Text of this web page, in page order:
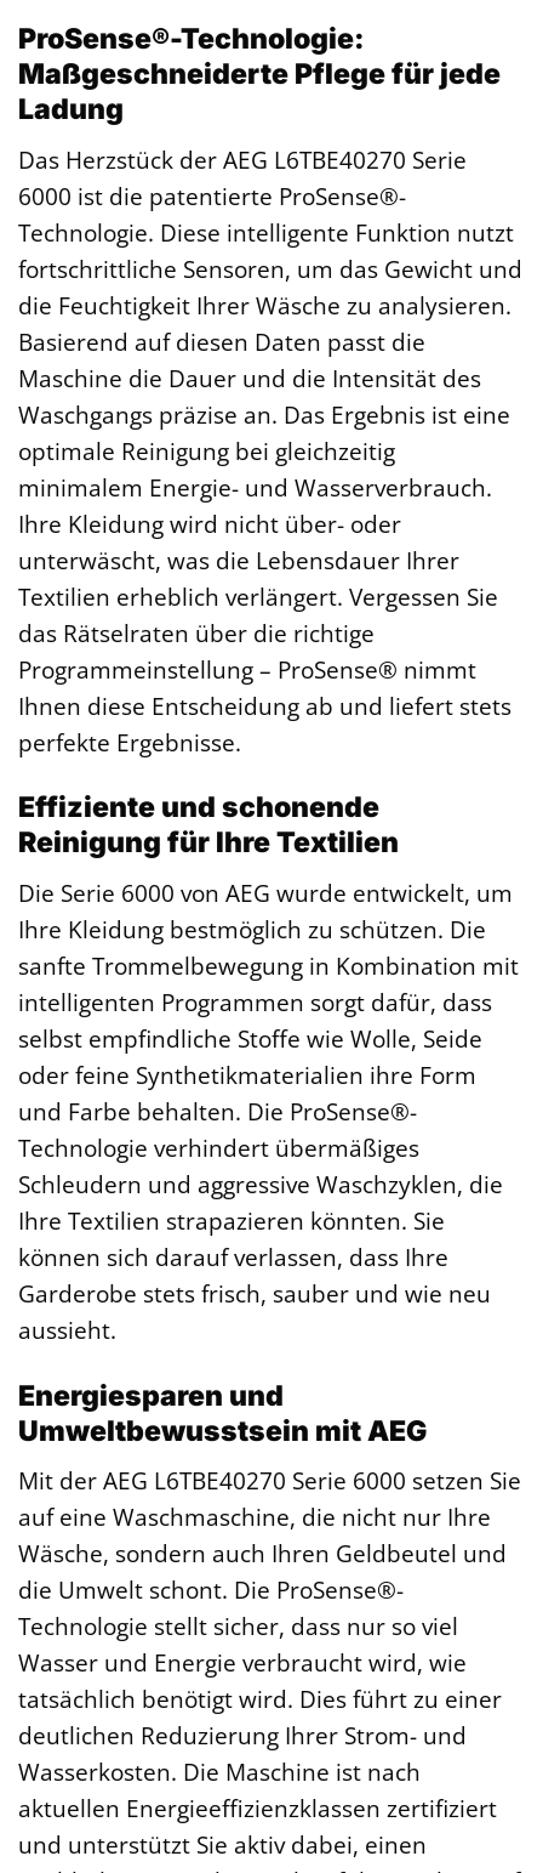
ProSense®-Technologie:
Maßgeschneiderte Pflege für jede
Ladung
Das Herzstück der AEG L6TBE40270 Serie
6000 ist die patentierte ProSense®-
Technologie. Diese intelligente Funktion nutzt
fortschrittliche Sensoren, um das Gewicht und
die Feuchtigkeit Ihrer Wäsche zu analysieren.
Basierend auf diesen Daten passt die
Maschine die Dauer und die Intensität des
Waschgangs präzise an. Das Ergebnis ist eine
optimale Reinigung bei gleichzeitig
minimalem Energie- und Wasserverbrauch.
Ihre Kleidung wird nicht über- oder
unterwäscht, was die Lebensdauer Ihrer
Textilien erheblich verlängert. Vergessen Sie
das Rätselraten über die richtige
Programmeinstellung – ProSense® nimmt
Ihnen diese Entscheidung ab und liefert stets
perfekte Ergebnisse.
Effiziente und schonende
Reinigung für Ihre Textilien
Die Serie 6000 von AEG wurde entwickelt, um
Ihre Kleidung bestmöglich zu schützen. Die
sanfte Trommelbewegung in Kombination mit
intelligenten Programmen sorgt dafür, dass
selbst empfindliche Stoffe wie Wolle, Seide
oder feine Synthetikmaterialien ihre Form
und Farbe behalten. Die ProSense®-
Technologie verhindert übermäßiges
Schleudern und aggressive Waschzyklen, die
Ihre Textilien strapazieren könnten. Sie
können sich darauf verlassen, dass Ihre
Garderobe stets frisch, sauber und wie neu
aussieht.
Energiesparen und
Umweltbewusstsein mit AEG
Mit der AEG L6TBE40270 Serie 6000 setzen Sie
auf eine Waschmaschine, die nicht nur Ihre
Wäsche, sondern auch Ihren Geldbeutel und
die Umwelt schont. Die ProSense®-
Technologie stellt sicher, dass nur so viel
Wasser und Energie verbraucht wird, wie
tatsächlich benötigt wird. Dies führt zu einer
deutlichen Reduzierung Ihrer Strom- und
Wasserkosten. Die Maschine ist nach
aktuellen Energieeffizienzklassen zertifiziert
und unterstützt Sie aktiv dabei, einen